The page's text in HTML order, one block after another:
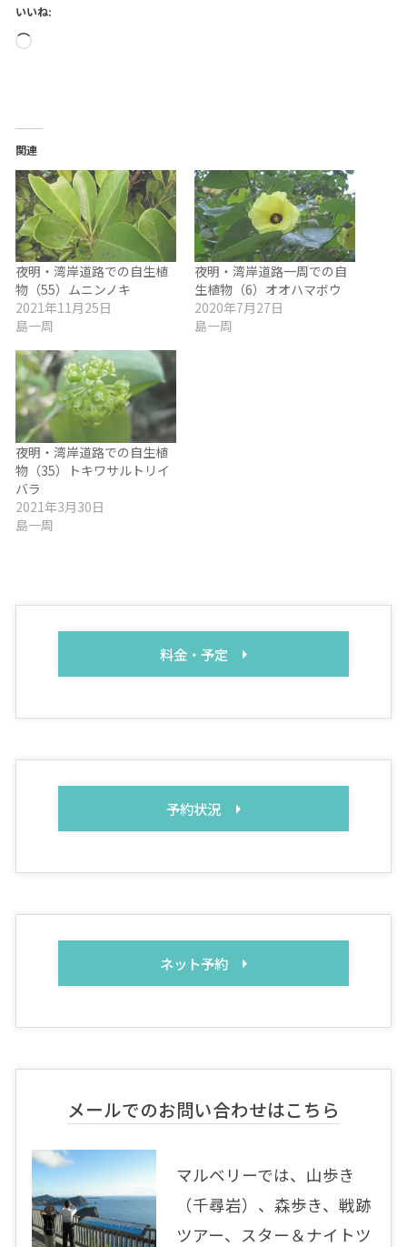
いいね:
読
み
中…
関連
夜明・湾岸道路での自生植
物（55）ムニンノキ
2021年11月25日
島一周
夜明・湾岸道路一周での自
生植物（6）オオハマボウ
2020年7月27日
島一周
夜明・湾岸道路での自生植
物（35）トキワサルトリイ
バラ
2021年3月30日
島一周
料金・予定
予約状況
ネット予約
メールでのお問い合わせはこちら
マルベリーでは、山歩き
（千尋岩）、森歩き、戦跡
ツアー、スター＆ナイトツ